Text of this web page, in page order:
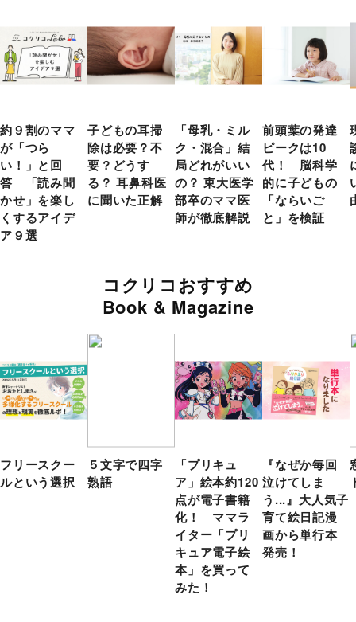
約９割のママ
が「つら
い！」と回
答 「読み聞
かせ」を楽し
くするアイデ
ア９選
子どもの耳掃
除は必要？不
要？どうす
る？ 耳鼻科医
に聞いた正解
「母乳・ミル
ク・混合」結
局どれがいい
の？ 東大医学
部卒のママ医
師が徹底解説
前頭葉の発達
ピークは10
代！ 脳科学
的に子どもの
「ならいご
と」を検証
コクリコおすすめ
Book & Magazine
フリースクー
ルという選択
５文字で四字
熟語
「プリキュ
ア」絵本約120
点が電子書籍
化！ ママラ
イター「プリ
キュア電子絵
本」を買って
みた！
『なぜか毎回
泣けてしま
う...』大人気子
育て絵日記漫
画から単行本
発売！